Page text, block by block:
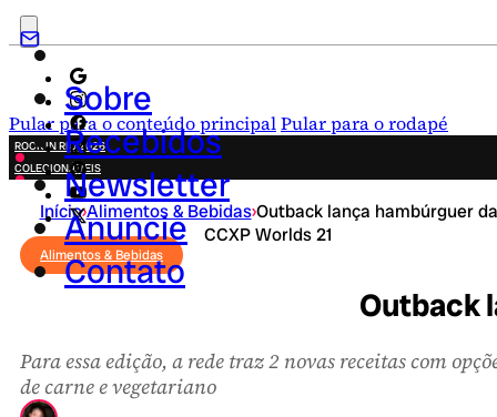
Pular para o conteúdo principalPular para o rodapé
Sobre
Recebidos
Newsletter
Anuncie
Contato
ROCK IN RIO 2026
COLECIONÁVEIS
FESTA JUNINA
NOVIDADES
CAMPANHAS CRIATIVAS
Início›Alimentos & Bebidas›Outback lança hambúrguer da
CCXP Worlds 21
Alimentos & Bebidas
Outback
Para essa edição, a rede traz 2 novas receitas com
de carne e vegetariano